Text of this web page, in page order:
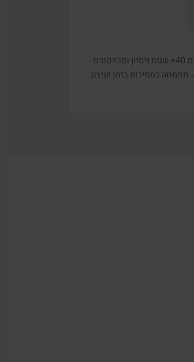
AB Developers – יזם עם 40+ שנות ניסיון ופרויקטים
בשווי כ-600 מיליון AED. מתמחה במסירות בזמן ועיצוב